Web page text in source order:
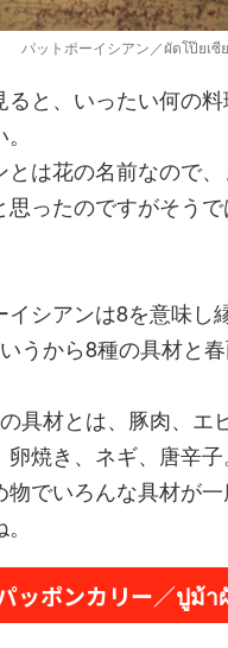
パットポーイシアン／ผัดโป๊ยเซี
ると、いったい何の
とは花の名前なので
思ったのですがそう
イシアンは8を意味し
うから8種の具材と
具材とは、豚肉、エ
焼き、ネギ、唐辛子
物でいろんな具材が
ッポンカリー／ปูม้